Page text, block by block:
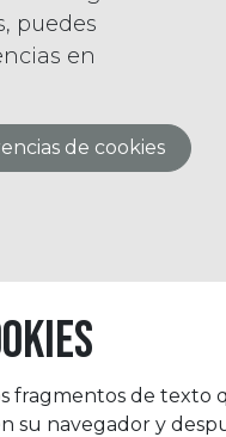
puedes
en
de cookies
fragmentos de
su navegador y